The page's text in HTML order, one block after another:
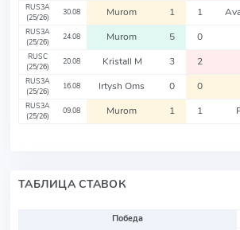
RUS3A
(25/26)
30.08 Murom 1 1
RUS3A
(25/26)
24.08 Murom 5 0
RUSC
(25/26)
20.08 Kristall M 3 2
RUS3A
(25/26)
16.08 Irtysh Oms 0 0
RUS3A
(25/26)
09.08 Murom 1 1
ТАБЛИЦА СТАВОК
Победа